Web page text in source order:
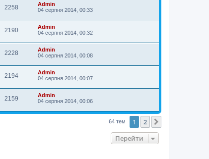
2258
Admin
04 серпня 2014, 00:33
2190
Admin
04 серпня 2014, 00:32
2228
Admin
04 серпня 2014, 00:08
2194
Admin
04 серпня 2014, 00:07
2159
Admin
04 серпня 2014, 00:06
64 тем 1 2
Перейти